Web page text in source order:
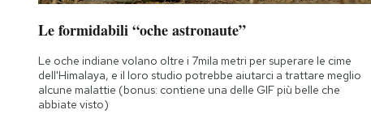
Le formidabili “oche astronaute”
Le oche indiane volano oltre i 7mila metri per superare le cime
dell'Himalaya, e il loro studio potrebbe aiutarci a trattare meglio
alcune malattie (bonus: contiene una delle GIF più belle che
abbiate visto)